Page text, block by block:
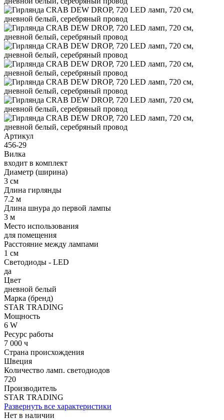
Артикул
456-29
Вилка
входит в комплект
Диаметр (ширина)
3 см
Длина гирлянды
7.2 м
Длина шнура до первой лампы
3 м
Место использования
для помещения
Расстояние между лампами
1 см
Светодиоды - LED
да
Цвет
дневной белый
Марка (бренд)
STAR TRADING
Мощность
6 W
Ресурс работы
7 000 ч
Страна происхождения
Швеция
Количество ламп. светодиодов
720
Производитель
STAR TRADING
Развернуть все характеристики
Нет в наличии